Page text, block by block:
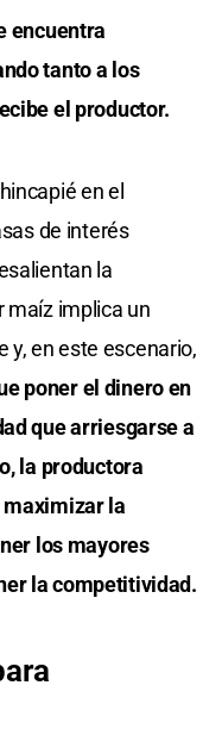
encuentra
tanto a los
el productor.
en el
de interés
la
maíz implica un
y, en este escenario,
poner el dinero en
que arriesgarse a
la productora
maximizar la
los mayores
la competitividad.